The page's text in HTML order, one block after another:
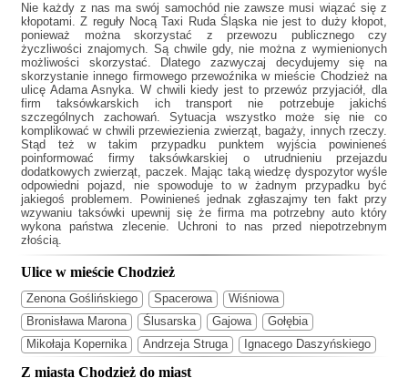
Nie każdy z nas ma swój samochód nie zawsze musi wiązać się z
kłopotami. Z reguły Nocą Taxi Ruda Śląska nie jest to duży kłopot,
ponieważ można skorzystać z przewozu publicznego czy
życzliwości znajomych. Są chwile gdy, nie można z wymienionych
możliwości skorzystać. Dlatego zazwyczaj decydujemy się na
skorzystanie innego firmowego przewoźnika w mieście Chodzież na
ulicę Adama Asnyka. W chwili kiedy jest to przewóz przyjaciół, dla
firm taksówkarskich ich transport nie potrzebuje jakichś
szczególnych zachowań. Sytuacja wszystko może się nie co
komplikować w chwili przewiezienia zwierząt, bagaży, innych rzeczy.
Stąd też w takim przypadku punktem wyjścia powinieneś
poinformować firmy taksówkarskiej o utrudnieniu przejazdu
dodatkowych zwierząt, paczek. Mając taką wiedzę dyspozytor wyśle
odpowiedni pojazd, nie spowoduje to w żadnym przypadku być
jakiegoś problemem. Powinieneś jednak zgłaszajmy ten fakt przy
wzywaniu taksówki upewnij się że firma ma potrzebny auto który
wykona państwa zlecenie. Uchroni to nas przed niepotrzebnym
złością.
Ulice w mieście Chodzież
Zenona Goślińskiego Spacerowa
Wiśniowa
Bronisława Marona
Ślusarska Gajowa
Gołębia
Mikołaja Kopernika
Andrzeja Struga Ignacego Daszyńskiego
Z miasta Chodzież do miast